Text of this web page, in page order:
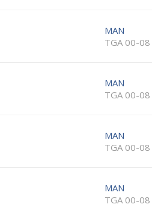
MAN
TGA 00-08
MAN
TGA 00-08
MAN
TGA 00-08
MAN
TGA 00-08